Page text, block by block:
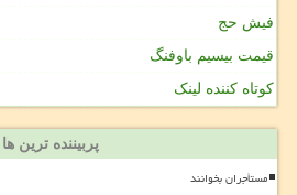
فیش حج
قیمت بیسیم باوفنگ
کوتاه کننده لینک
پربیننده ترین ها
مستأجران بخوانند